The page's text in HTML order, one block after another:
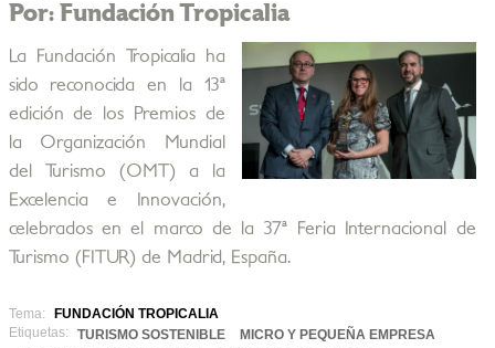
Por: Fundación Tropicalia
La Fundación Tropicalia ha
sido reconocida en la 13ª
edición de los Premios de
la Organización Mundial
del Turismo (OMT) a la
Excelencia e Innovación,
celebrados en el marco de la 37ª Feria Internacional de
Turismo (FITUR) de Madrid, España.
Tema:
FUNDACIÓN TROPICALIA
Etiquetas:
TURISMO SOSTENIBLE
MICRO Y PEQUEÑA EMPRESA